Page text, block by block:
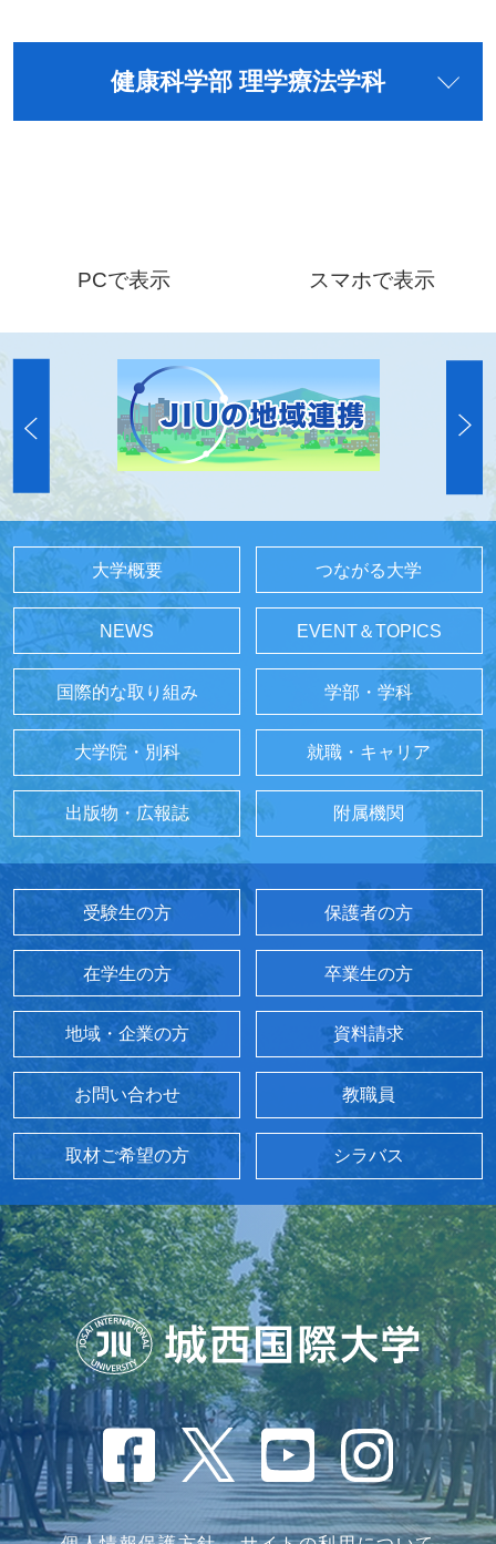
健康科学部 理学療法学科
PCで表示 スマホで表示
大学概要 つながる大学
NEWS EVENT＆TOPICS
国際的な取り組み 学部・学科
大学院・別科 就職・キャリア
出版物・広報誌 附属機関
受験生の方 保護者の方
在学生の方 卒業生の方
地域・企業の方 資料請求
お問い合わせ 教職員
取材ご希望の方 シラバス